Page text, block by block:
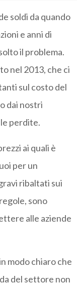
soldi da quando
e anni di
il problema.
nel 2013, che ci
sul costo del
dai nostri
perdite.
ai quali è
per un
ribaltati sui
sono
alle aziende
modo chiaro che
del settore non